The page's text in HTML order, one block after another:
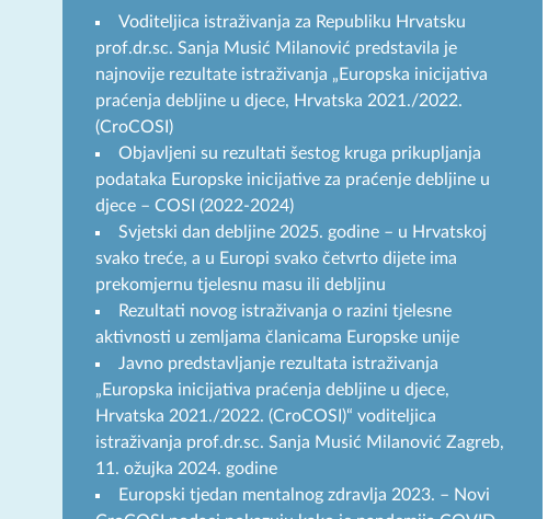
Voditeljica istraživanja za Republiku Hrvatsku
prof.dr.sc. Sanja Musić Milanović predstavila je
najnovije rezultate istraživanja „Europska inicijativa
praćenja debljine u djece, Hrvatska 2021./2022.
(CroCOSI)
Objavljeni su rezultati šestog kruga prikupljanja
podataka Europske inicijative za praćenje debljine u
djece – COSI (2022-2024)
Svjetski dan debljine 2025. godine – u Hrvatskoj
svako treće, a u Europi svako četvrto dijete ima
prekomjernu tjelesnu masu ili debljinu
Rezultati novog istraživanja o razini tjelesne
aktivnosti u zemljama članicama Europske unije
Javno predstavljanje rezultata istraživanja
„Europska inicijativa praćenja debljine u djece,
Hrvatska 2021./2022. (CroCOSI)“ voditeljica
istraživanja prof.dr.sc. Sanja Musić Milanović Zagreb,
11. ožujka 2024. godine
Europski tjedan mentalnog zdravlja 2023. – Novi